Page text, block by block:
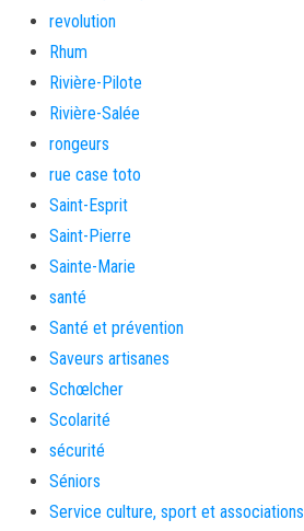
revolution
Rhum
Rivière-Pilote
Rivière-Salée
rongeurs
rue case toto
Saint-Esprit
Saint-Pierre
Sainte-Marie
santé
Santé et prévention
Saveurs artisanes
Schœlcher
Scolarité
sécurité
Séniors
Service culture, sport et associations